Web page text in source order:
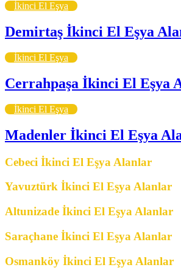
İkinci El Eşya
Demirtaş İkinci El Eşya
İkinci El Eşya
Cerrahpaşa İkinci El Eşya
İkinci El Eşya
Madenler İkinci El Eşya
Cebeci İkinci El Eşya Alanlar
Yavuztürk İkinci El Eşya Alanlar
Altunizade İkinci El Eşya Alanlar
Saraçhane İkinci El Eşya Alanlar
Osmanköy İkinci El Eşya Alanlar